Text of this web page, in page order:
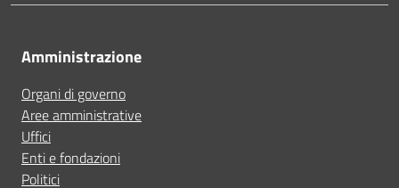
Amministrazione
Organi di governo
Aree amministrative
Uffici
Enti e fondazioni
Politici